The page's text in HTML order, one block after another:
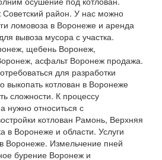
район. У нас можно
ломовоза в Воронеже и аренда
вывоза мусора с участка.
щебень Воронеж,
асфальт Воронеж продажа.
для разработки
выкопать котлован в Воронеже
сложности. К процессу
нужно относиться с
котлован Рамонь, Верхняя
в Воронеже и области. Услуги
Воронеже. Измельчение пней
бурение Воронеж и